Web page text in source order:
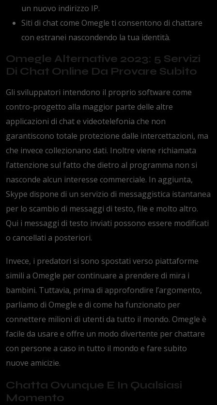
un nuovo indirizzo IP.
Siti di chat come Omegle ti consentono di chattare
con estranei nascondendo la tua identità.
Omegle Alternative 2023: 5 Servizi
Di Chat Online Da Provare Subito
Gli sviluppatori intendono il proprio software come
contro-progetto alla maggior parte delle altre
applicazioni di chat e videotelefonia che non
garantiscono totale protezione dalle intercettazioni, ma
che invece collezionano dati. Inoltre viene richiamata
l’attenzione sul fatto che dietro al programma non si
nasconde alcun interesse commerciale. In aggiunta,
Skype dispone di un servizio di messaggistica istantanea
per lo scambio di messaggi di testo, file e molto altro.
Qui i messaggi di testo inviati possono essere modificati
o cancellati a posteriori.
Invece, i predatori si sono spostati verso piattaforme
simili a Omegle per continuare a prendere di mira i
bambini. Tuttavia, prima di approfondire l’argomento,
parliamo di Omegle e di come ha funzionato per
connettere milioni di utenti da tutto il mondo. Omegle è
facile da usare e offre un modo divertente per chattare
con persone a caso in tutto il mondo e fare subito
nuove amicizie.
Chatta Ovunque E In Qualsiasi
Momento